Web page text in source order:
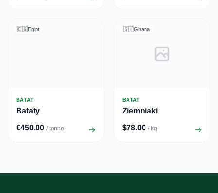
🇪🇬Egipt
BATAT
Bataty
€450.00 / tonne
🇬🇭Ghana
BATAT
Ziemniaki
$78.00 / kg